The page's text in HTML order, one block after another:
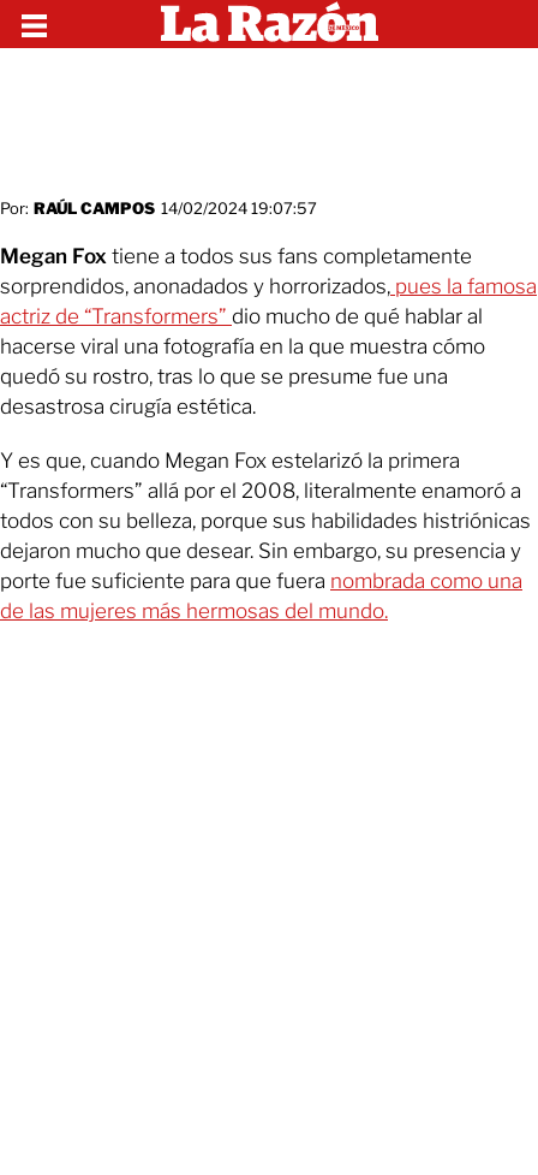
Por: RAÚL CAMPOS 14/02/2024 19:07:57
Megan Fox tiene a todos sus fans completamente
sorprendidos, anonadados y horrorizados, pues la famosa
actriz de “Transformers” dio mucho de qué hablar al
hacerse viral una fotografía en la que muestra cómo
quedó su rostro, tras lo que se presume fue una
desastrosa cirugía estética.
Y es que, cuando Megan Fox estelarizó la primera
“Transformers” allá por el 2008, literalmente enamoró a
todos con su belleza, porque sus habilidades histriónicas
dejaron mucho que desear. Sin embargo, su presencia y
porte fue suficiente para que fuera nombrada como una
de las mujeres más hermosas del mundo.